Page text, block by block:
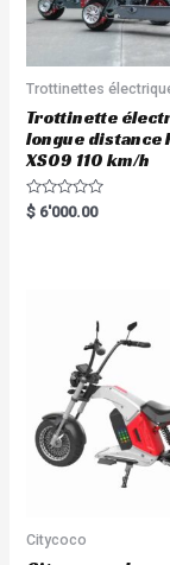
Trottinettes
Trottinette
longue distance
XS09 110 km/h
R
a
$ 6'000.00
Citycoco